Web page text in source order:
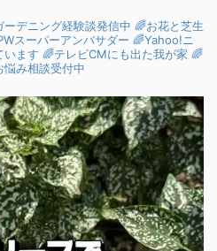
デニング経験談発信中 🌈お花と芝生
スーパーアンバサダー 🌈Yahoo!ニ
います 🌈テレビCMにも出た我が家 🌈
み相談受付中